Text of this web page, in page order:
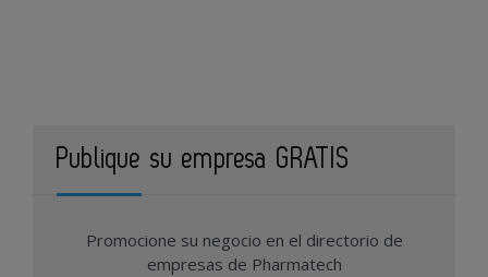
Publique su empresa GRATIS
Promocione su negocio en el directorio de
empresas de Pharmatech